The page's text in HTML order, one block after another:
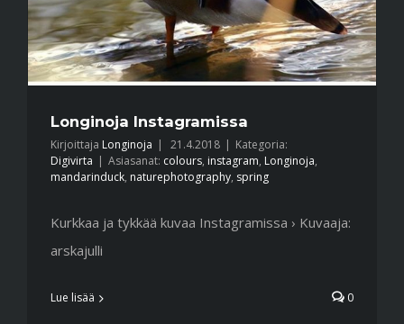
Longinoja Instagramissa
Kirjoittaja Longinoja 21.4.2018
Kategoria:
Digivirta
Asiasanat: colours, instagram, Longinoja,
mandarinduck, naturephotography, spring
Kurkkaa ja tykkää kuvaa Instagramissa › Kuvaaja:
arskajulli
Lue lisää 0